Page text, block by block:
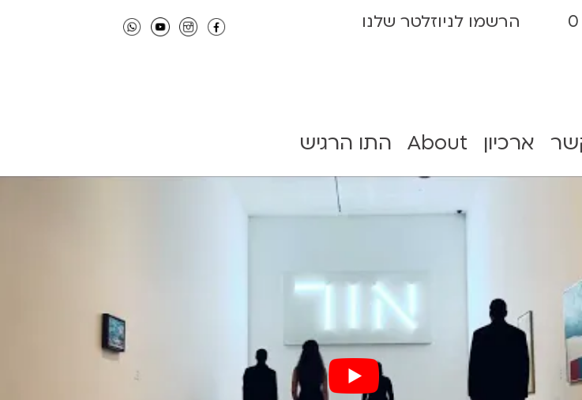
0 הרשמו לניוזלטר שלנו
ארכיון About התו הרגיש